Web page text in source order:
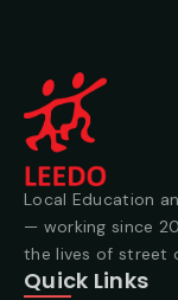
Local Education
— working since
the lives of street
Quick Links